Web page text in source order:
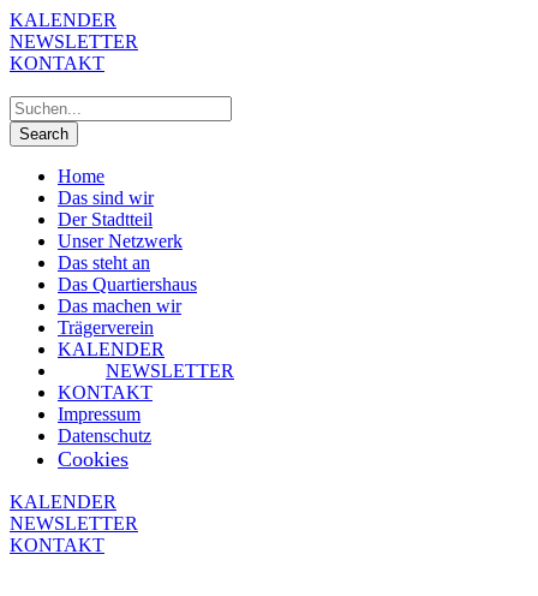
KALENDER
NEWSLETTER
KONTAKT
Home
Das sind wir
Der Stadtteil
Unser Netzwerk
Das steht an
Das Quartiershaus
Das machen wir
Trägerverein
KALENDER
NEWSLETTER
KONTAKT
Impressum
Datenschutz
Cookies
KALENDER
NEWSLETTER
KONTAKT